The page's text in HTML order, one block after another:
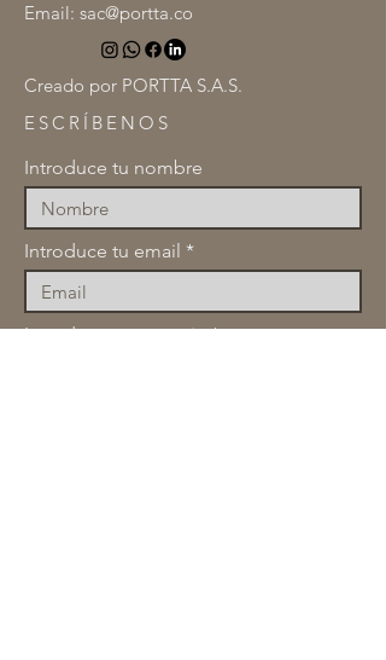
Email: sac@portta.co
Creado por PORTTA S.A.S.
ESCRÍBENOS
Introduce tu nombre
Introduce tu email
Introduce tu mensaje